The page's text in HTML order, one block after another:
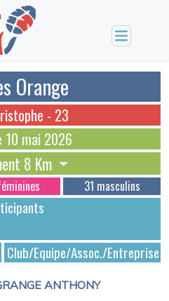
Orange
10 mai 2026
- 23
8 Km
31 masculins
Club/Equipe/Assoc./Entreprise
ANTHONY